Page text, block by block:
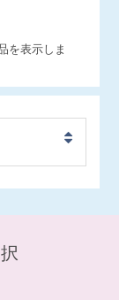
を表示しま